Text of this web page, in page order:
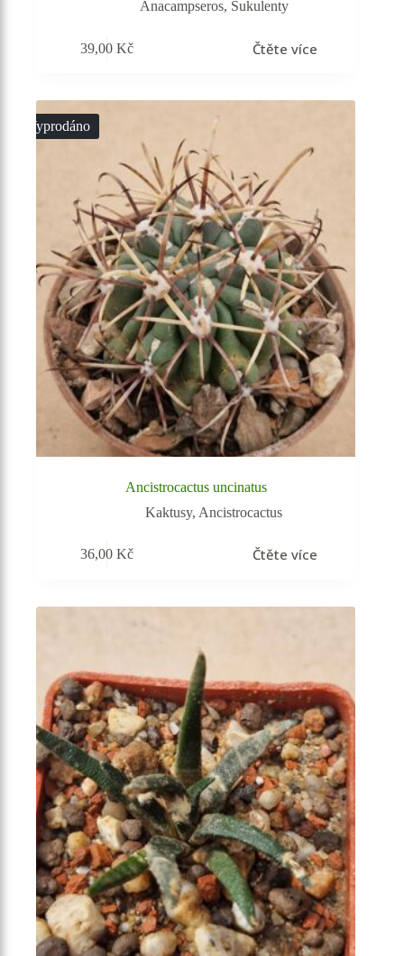
Anacampseros, Sukulenty
39,00Kč Čtěte více
Vyprodáno
Ancistrocactus uncinatus
Kaktusy, Ancistrocactus
36,00Kč Čtěte více